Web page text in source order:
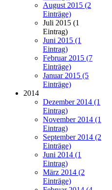
August 2015 (2
Einträge)
Juli 2015 (1
Eintrag)
Juni 2015 (1
Eintrag)
Februar 2015 (7
Einträge)
Januar 2015 (5
Einträge)
2014
Dezember 2014 (1
Eintrag)
November 2014 (1
Eintrag)
September 2014 (2
Einträge)
Juni 2014 (1
Eintrag)
März 2014 (2
Einträge)